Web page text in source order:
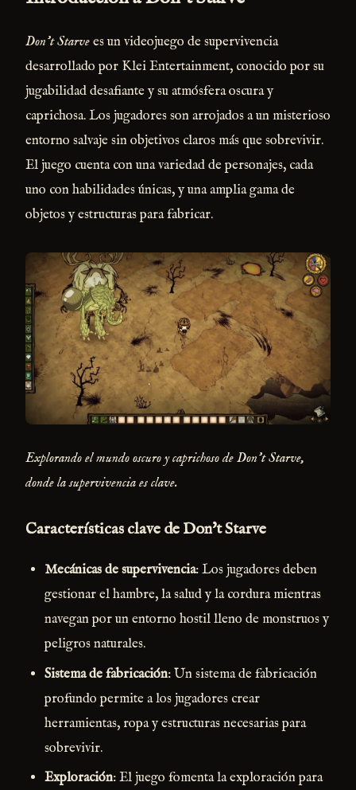
Don't Starvees un videojuego de supervivencia
desarrollado por Klei Entertainment, conocido por su
jugabilidad desafiante y su atmósfera oscura y
caprichosa. Los jugadores son arrojados a un misterioso
entorno salvaje sin objetivos claros más que sobrevivir.
El juego cuenta con una variedad de personajes, cada
uno con habilidades únicas, y una amplia gama de
objetos y estructuras para fabricar.
Explorando el mundo oscuro y caprichoso de Don't Starve,
donde la supervivencia es clave.
Características clave de Don't Starve
Mecánicas de supervivencia: Los jugadores deben
gestionar el hambre, la salud y la cordura mientras
navegan por un entorno hostil lleno de monstruos y
peligros naturales.
Sistema de fabricación: Un sistema de fabricación
profundo permite a los jugadores crear
herramientas, ropa y estructuras necesarias para
sobrevivir.
Exploración: El juego fomenta la exploración para